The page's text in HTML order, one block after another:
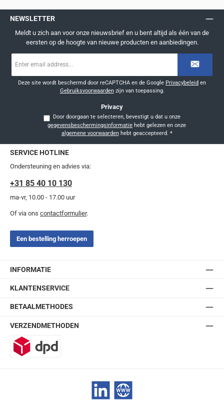
NEWSLETTER
Meldt u zich aan voor onze nieuwsbrief en u bent altijd als één van de
eersten op de hoogte van nieuwe producten en aanbiedingen.
mailadres
Deze site wordt beschermd door reCAPTCHA en de Google Privacybeleid en
Gebruiksvoorwaardenzijn van toepassing.
Privacy
Door doorgaan te selecteren, bevestigt u dat u onze
gegevensbeschermingsinformatie
algemene voorwaardenhebt geaccepteerd. *
SERVICE HOTLINE
Ondersteuning en advies via:
+31 85 40 10 130
ma-vr, 10.00 - 17.00 uur
Of via ons contactformulier.
Een bestelling herroepen
INFORMATIE
KLANTENSERVICE
BETAALMETHODES
VERZENDMETHODEN
LinkedIn Website